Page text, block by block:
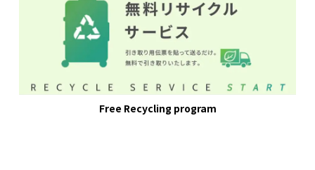
Free Recycling program